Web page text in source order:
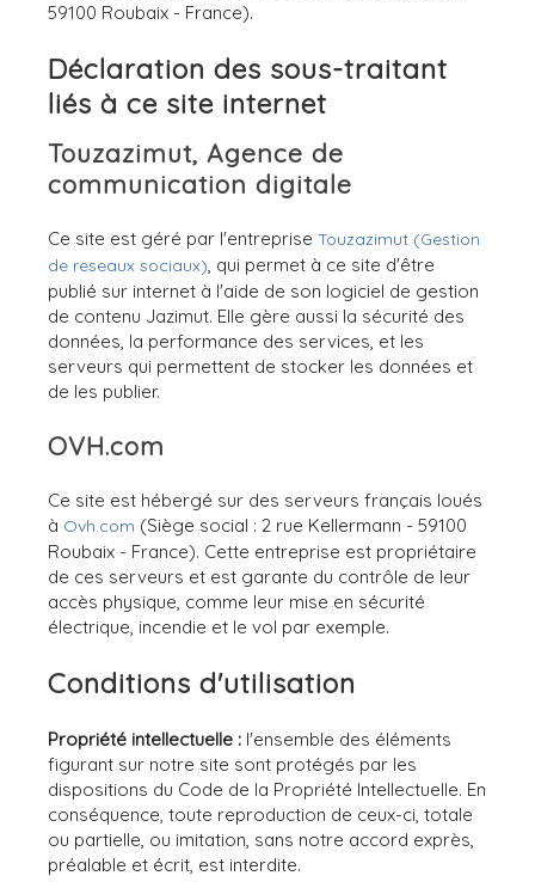
59100 Roubaix - France).
Déclaration des sous-traitant
liés à ce site internet
Touzazimut, Agence de
communication digitale
Ce site est géré par l'entrepriseTouzazimut (Gestion
de reseaux sociaux), qui permet à ce site d'être
publié sur internet à l'aide de son logiciel de gestion
de contenu Jazimut. Elle gère aussi la sécurité des
données, la performance des services, et les
serveurs qui permettent de stocker les données et
de les publier.
OVH.com
Ce site est hébergé sur des serveurs français loués
à Ovh.com (Siège social : 2 rue Kellermann - 59100
Roubaix - France). Cette entreprise est propriétaire
de ces serveurs et est garante du contrôle de leur
accès physique, comme leur mise en sécurité
électrique, incendie et le vol par exemple.
Conditions d'utilisation
Propriété intellectuelle : l'ensemble des éléments
figurant sur notre site sont protégés par les
dispositions du Code de la Propriété Intellectuelle. En
conséquence, toute reproduction de ceux-ci, totale
ou partielle, ou imitation, sans notre accord exprès,
préalable et écrit, est interdite.